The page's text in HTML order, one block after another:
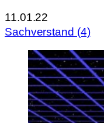
11.01.22
Sachverstand (4)